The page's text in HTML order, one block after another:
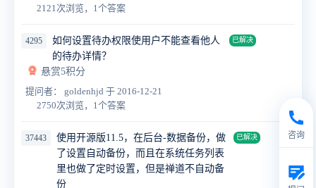
2121次浏览，1个答案
4295
如何设置待办权限使用户不能查看他人
的待办详情？
已解决
悬赏5积分
提问者： goldenhjd 于 2016-12-21
2750次浏览，1个答案
37443
使用开源版11.5，在后台-数据备份，做
了设置自动备份，而且在系统任务列表
里也做了定时设置，但是禅道不自动备
份
已解决 咨询